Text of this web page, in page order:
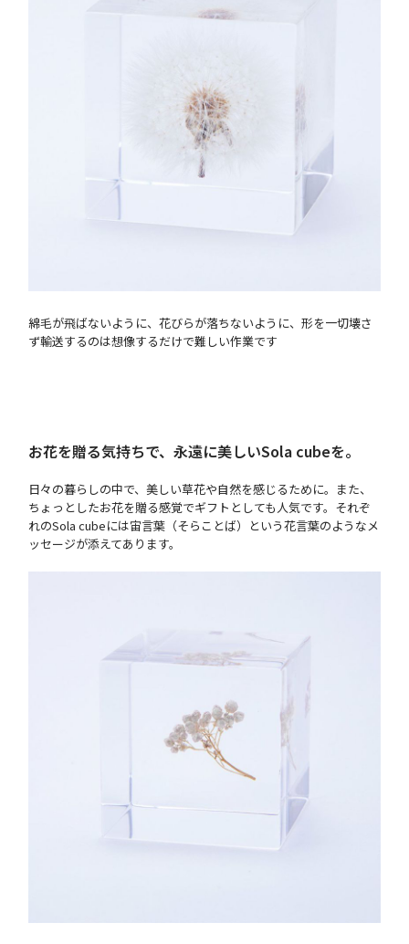
綿毛が飛ばないように、花びらが落ちないように、形を一切壊さ
ず輸送するのは想像するだけで難しい作業です
お花を贈る気持ちで、永遠に美しいSola cubeを。
日々の暮らしの中で、美しい草花や自然を感じるために。また、
ちょっとしたお花を贈る感覚でギフトとしても人気です。それぞ
れのSola cubeには宙言葉（そらことば）という花言葉のようなメ
ッセージが添えてあります。